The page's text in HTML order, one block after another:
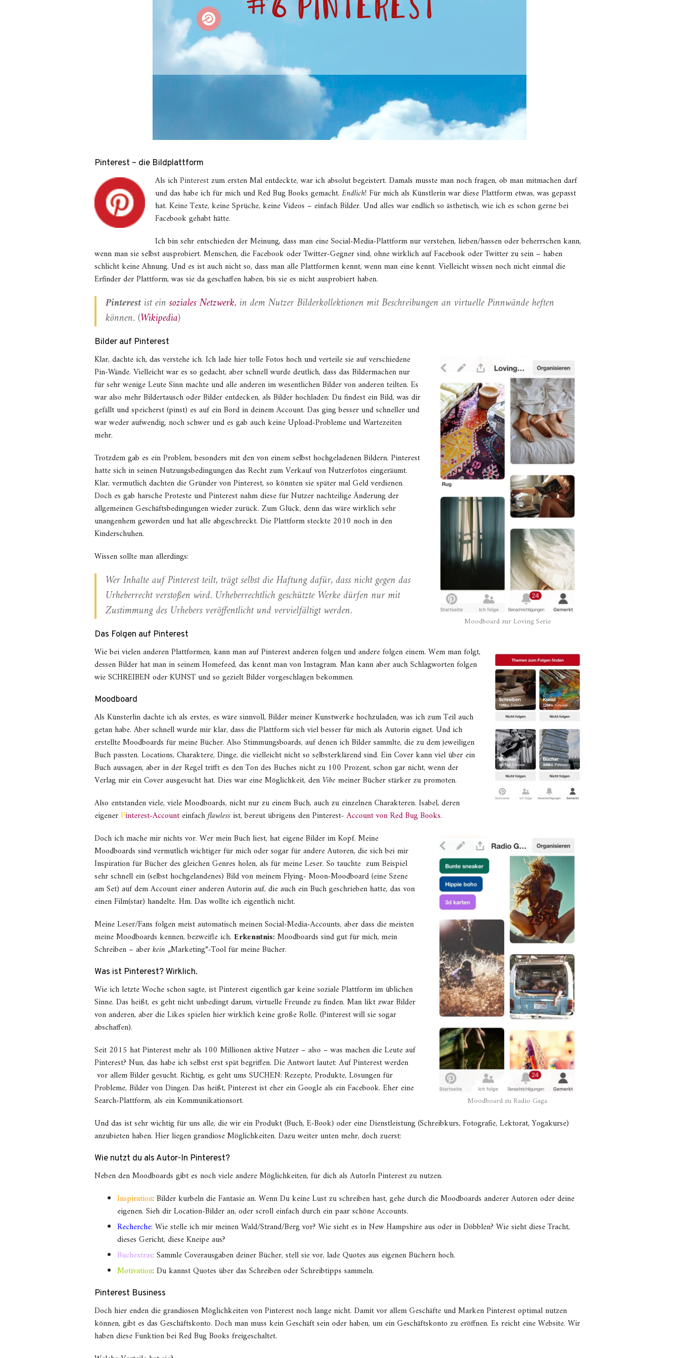
Pinterest – die Bildplattform
Als ichPinterestzum ersten Mal entdeckte, war ich absolut begeistert. Damals musste man noch fragen, ob man mitmachen darf
und das habe ich für mich und Red Bug Books gemacht. Endlich! Für mich als Künstlerin war diese Plattform etwas, was gepasst
hat. Keine Texte, keine Sprüche, keine Videos – einfach Bilder. Und alles war endlich so ästhetisch, wie ich es schon gerne bei
Facebook gehabt hätte.
Ich bin sehr entschieden der Meinung, dass man eine Social-Media-Plattform nur verstehen, lieben/hassen oder beherrschen kann,
wenn man sie selbst ausprobiert. Menschen, die Facebook oder Twitter-Gegner sind, ohne wirklich auf Facebook oder Twitter zu sein – haben
schlicht keine Ahnung. Und es ist auch nicht so, dass man alle Plattformen kennt, wenn man eine kennt. Vielleicht wissen noch nicht einmal die
Erfinder der Plattform, was sie da geschaffen haben, bis sie es nicht ausprobiert haben.
Pinterestist ein soziales Netzwerk, in dem Nutzer Bilderkollektionen mit Beschreibungen an virtuelle Pinnwände heften
können. (Wikipedia)
Bilder auf Pinterest
Moodboard zur Loving Serie
Klar, dachte ich, das verstehe ich. Ich lade hier tolle Fotos hoch und verteile sie auf verschiedene
Pin-Wände. Vielleicht war es so gedacht, aber schnell wurde deutlich, dass das Bildermachen nur
für sehr wenige Leute Sinn machte und alle anderen im wesentlichen Bilder von anderen teilten. Es
war also mehr Bildertausch oder Bilder entdecken, als Bilder hochladen: Du findest ein Bild, was dir
gefällt und speicherst (pinst) es auf ein Bord in deinem Account. Das ging besser und schneller und
war weder aufwendig, noch schwer und es gab auch keine Upload-Probleme und Wartezeiten
mehr.
Trotzdem gab es ein Problem, besonders mit den von einem selbst hochgeladenen Bildern. Pinterest
hatte sich in seinen Nutzungsbedingungen das Recht zum Verkauf von Nutzerfotos eingeräumt.
Klar, vermutlich dachten die Gründer von Pinterest, so könnten sie später mal Geld verdienen.
Doch es gab harsche Proteste und Pinterest nahm diese für Nutzer nachteilige Änderung der
allgemeinen Geschäftsbedingungen wieder zurück. Zum Glück, denn das wäre wirklich sehr
unangenhem geworden und hat alle abgeschreckt. Die Plattform steckte 2010 noch in den
Kinderschuhen.
Wissen sollte man allerdings:
Wer Inhalte auf Pinterest teilt, trägt selbst die Haftung dafür, dass nicht gegen das
Urheberrecht verstoßen wird. Urheberrechtlich geschützte Werke dürfen nur mit
Zustimmung des Urhebers veröffentlicht und vervielfältigt werden.
Das Folgen auf Pinterest
Wie bei vielen anderen Plattformen, kann man auf Pinterest anderen folgen und andere folgen einem. Wem man folgt,
dessen Bilder hat man in seinem Homefeed, das kennt man von Instagram. Man kann aber auch Schlagworten folgen
wie SCHREIBEN oder KUNST und so gezielt Bilder vorgeschlagen bekommen.
Moodboard
Als Künsterlin dachte ich als erstes, es wäre sinnvoll, Bilder meiner Kunstwerke hochzuladen, was ich zum Teil auch
getan habe. Aber schnell wurde mir klar, dass die Plattform sich viel besser für mich als Autorin eignet. Und ich
erstellte Moodboards für meine Bücher. Also Stimmungsboards, auf denen ich Bilder sammlte, die zu dem jeweiligen
Buch passten. Locations, Charaktere, Dinge, die vielleicht nicht so selbsterklärend sind. Ein Cover kann viel über ein
Buch aussagen, aber in der Regel trifft es den Ton des Buches nicht zu 100 Prozent, schon gar nicht, wenn der
Verlag mir ein Cover ausgesucht hat. Dies war eine Möglichkeit, den Vibemeiner Bücher stärker zu promoten.
Also entstanden viele, viele Moodboards, nicht nur zu einem Buch, auch zu einzelnen Charakteren. Isabel, deren
eigenerPinterest-Account einfachflawlessist, bereut übrigens den Pinterest-Account von Red Bug Books.
Moodboard zu Radio Gaga
Doch ich mache mir nichts vor. Wer mein Buch liest, hat eigene Bilder im Kopf. Meine
Moodboards sind vermutlich wichtiger für mich oder sogar für andere Autoren, die sich bei mir
Inspiration für Bücher des gleichen Genres holen, als für meine Leser. So tauchte zum Beispiel
sehr schnell ein (selbst hochgelandenes) Bild von meinem Flying- Moon-Moodboard (eine Szene
am Set) auf dem Account einer anderen Autorin auf, die auch ein Buch geschrieben hatte, das von
einen Film(star) handelte. Hm. Das wollte ich eigentlich nicht.
Meine Leser/Fans folgen meist automatisch meinen Social-Media-Accounts, aber dass die meisten
meine Moodboards kennen, bezweifle ich. Erkenntnis: Moodboards sind gut für mich, mein
Schreiben – aberkein „Marketing“-Tool für meine Bücher.
Was ist Pinterest? Wirklich.
Wie ich letzte Woche schon sagte, ist Pinterest eigentlich gar keine soziale Plattform im üblichen
Sinne. Das heißt, es geht nicht unbedingt darum, virtuelle Freunde zu finden. Man likt zwar Bilder
von anderen, aber die Likes spielen hier wirklich keine große Rolle. (Pinterest will sie sogar
abschaffen).
Seit 2015 hat Pinterest mehr als 100 Millionen aktive Nutzer – also – was machen die Leute auf
Pinterest? Nun, das habe ich selbst erst spät begriffen. Die Antwort lautet: Auf Pinterest werden
vor allem Bilder gesucht. Richtig, es geht ums SUCHEN: Rezepte, Produkte, Lösungen für
Probleme, Bilder von Dingen. Das heißt, Pinterest ist eher ein Google als ein Facebook. Eher eine
Search-Plattform, als ein Kommunikationsort.
Und das ist sehr wichtig für uns alle, die wir ein Produkt (Buch, E-Book) oder eine Dienstleistung (Schreibkurs, Fotografie, Lektorat, Yogakurse)
anzubieten haben. Hier liegen grandiose Möglichkeiten. Dazu weiter unten mehr, doch zuerst:
Wie nutzt du als Autor-In Pinterest?
Neben den Moodboards gibt es noch viele andere Möglichkeiten, für dich als AutorIn Pinterest zu nutzen.
Inspiration: Bilder kurbeln die Fantasie an. Wenn Du keine Lust zu schreiben hast, gehe durch die Moodboards anderer Autoren oder deine
eigenen. Sieh dir Location-Bilder an, oder scroll einfach durch ein paar schöne Accounts.
Recherche: Wie stelle ich mir meinen Wald/Strand/Berg vor? Wie sieht es in New Hampshire aus oder in Döbblen? Wie sieht diese Tracht,
dieses Gericht, diese Kneipe aus?
Buchextras: Sammle Coverausgaben deiner Bücher, stell sie vor, lade Quotes aus eigenen Büchern hoch.
Motivation: Du kannst Quotes über das Schreiben oder Schreibtipps sammeln.
Pinterest Business
Doch hier enden die grandiosen Möglichkeiten von Pinterest noch lange nicht. Damit vor allem Geschäfte und Marken Pinterest optimal nutzen
können, gibt es das Geschäftskonto. Doch man muss kein Geschäft sein oder haben, um ein Geschäftskonto zu eröffnen. Es reicht eine Website. Wir
haben diese Funktion bei Red Bug Books freigeschaltet.